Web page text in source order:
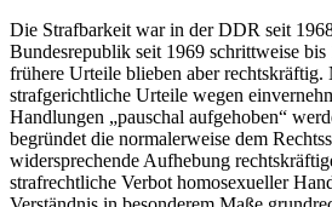
Die Strafbarkeit war in der DDR seit
Bundesrepublik seit 1969 schrittweise
frühere Urteile blieben aber rechtskräftig.
strafgerichtliche Urteile wegen
Handlungen „pauschal aufgehoben“
begründet die normalerweise dem
widersprechende Aufhebung
strafrechtliche Verbot homosexueller